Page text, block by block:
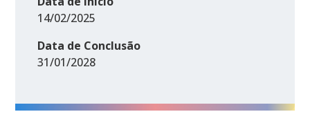
14/02/2025
Data de Conclusão
31/01/2028